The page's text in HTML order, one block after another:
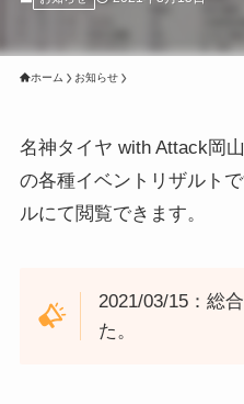
ホーム お知らせ
名神タイヤ with Attack岡
の各種イベントリザルト
ルにて閲覧できます。
2021/03/15：総
た。